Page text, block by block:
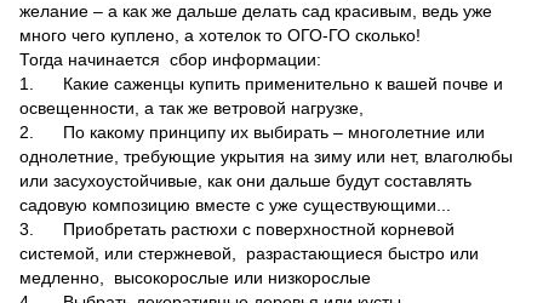
желание – а как же дальше делать сад красивым, ведь уже
много чего куплено, а хотелок то ОГО-ГО сколько!
Тогда начинается сбор информации:
1. Какие саженцы купить применительно к вашей почве и
освещенности, а так же ветровой нагрузке,
2. По какому принципу их выбирать – многолетние или
однолетние, требующие укрытия на зиму или нет, влаголюбы
или засухоустойчивые, как они дальше будут составлять
садовую композицию вместе с уже существующими...
3. Приобретать растюхи с поверхностной корневой
системой, или стержневой, разрастающиеся быстро или
медленно, высокорослые или низкорослые